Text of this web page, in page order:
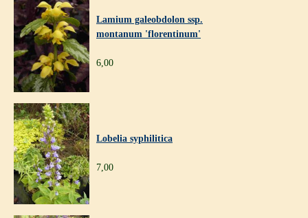
Lamium galeobdolon ssp.
montanum 'florentinum'
6,00
Lobelia syphilitica
7,00